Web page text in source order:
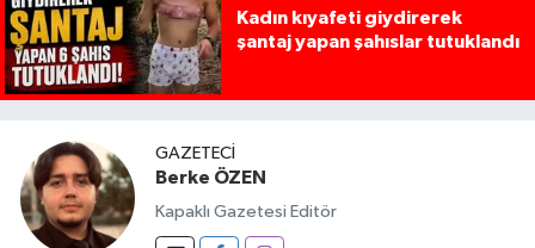
Kadın kıyafeti giydirerek
şantaj yapan şahıslar tutuklandı
GAZETECI
Berke ÖZEN
Kapaklı Gazetesi Editör